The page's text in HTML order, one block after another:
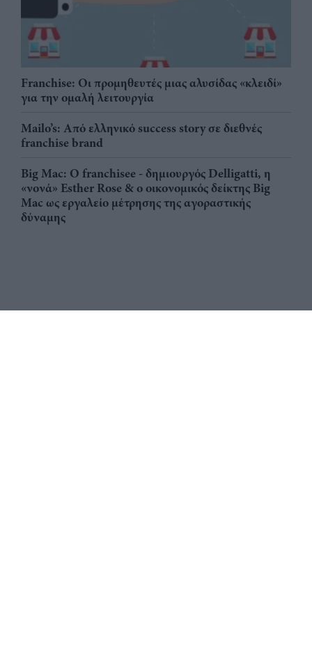
Franchise: Οι προμηθευτές μιας αλυσίδας «κλειδί»
για την ομαλή λειτουργία
Mailo’s: Από ελληνικό success story σε διεθνές
franchise brand
Big Mac: Ο franchisee - δημιουργός Delligatti, η
«νονά» Esther Rose & ο οικονομικός δείκτης Big
Mac ως εργαλείο μέτρησης της αγοραστικής
δύναμης